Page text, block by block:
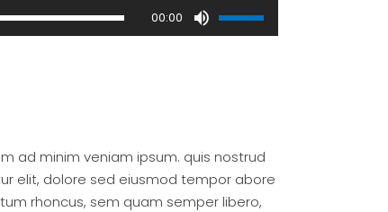
00:00
decrease
volume.
ad minim veniam ipsum. quis nostrud
elit, dolore sed eiusmod tempor abore
rhoncus, sem quam semper libero,